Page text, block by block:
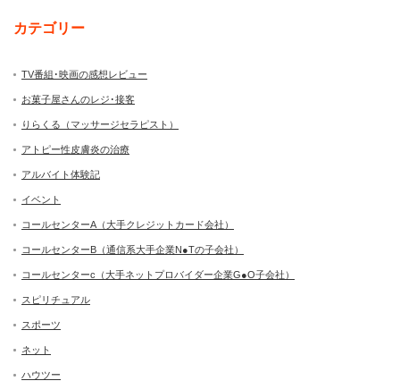
カテゴリー
TV番組･映画の感想レビュー
お菓子屋さんのレジ･接客
りらくる（マッサージセラピスト）
アトピー性皮膚炎の治療
アルバイト体験記
イベント
コールセンターA（大手クレジットカード会社）
コールセンターB（通信系大手企業N●Tの子会社）
コールセンターc（大手ネットプロバイダー企業G●O子会社）
スピリチュアル
スポーツ
ネット
ハウツー